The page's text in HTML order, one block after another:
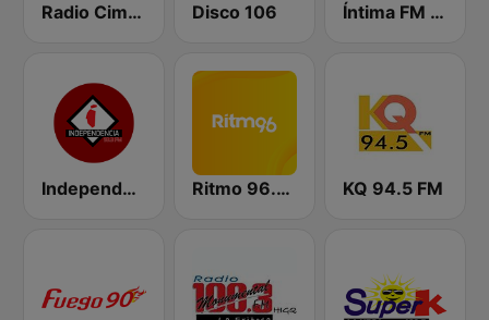
Radio Cima 100.5 FM Disco 106 Íntima FM Santiago
Independencia FM Ritmo 96.5 FM KQ 94.5 FM